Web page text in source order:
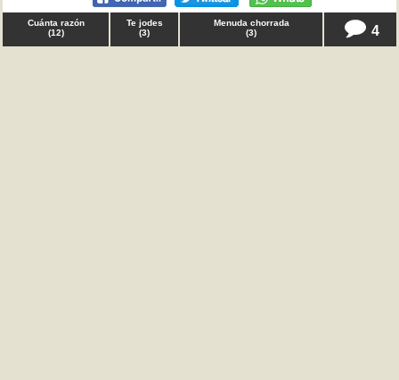
Cuánta razón
(12)
Te jodes
(3)
Menuda chorrada
(3) 4